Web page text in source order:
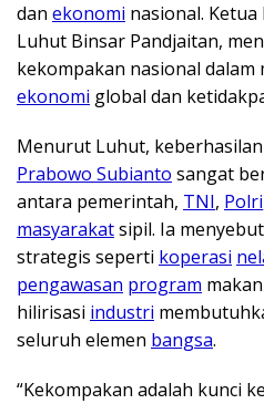
dan ekonomi nasional.
Luhut Binsar Pandjaitan,
kekompakan nasional dalam
ekonomi global dan
Menurut Luhut, keberhasilan
Prabowo Subianto sangat
antara pemerintah, TNI, Polri
masyarakatsipil. Ia
strategis seperti koperasi
pengawasan program
hilirisasi industri
seluruh elemen bangsa.
“Kekompakan adalah kunci